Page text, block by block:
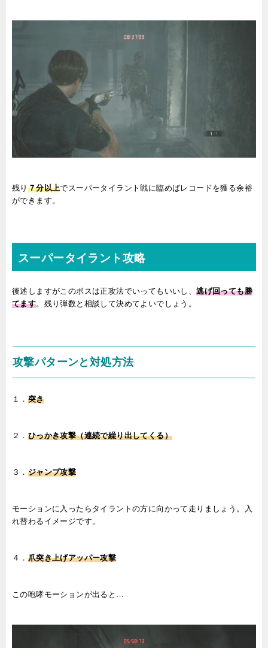
残り ７分以上でスーパータイラント戦に臨めばレコードを獲る余裕
ができます。
スーパータイラント攻略
後述しますがこのボスは正攻法でいってもいいし、逃げ回っても勝
てます。残り弾数と相談して決めてよいでしょう。
攻撃パターンと対処方法
１． 突き
２． ひっかき攻撃（連続で繰り出してくる）
３． ジャンプ攻撃
モーションに入ったらタイラントの方に向かって走りましょう。入
れ替わるイメージです。
４． 爪突き上げアッパー攻撃
この咆哮モーションが出ると…